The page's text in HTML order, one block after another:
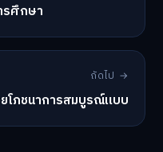
รศึกษา
ถัดไป →
โภชนาการสมบูรณ์แบบ